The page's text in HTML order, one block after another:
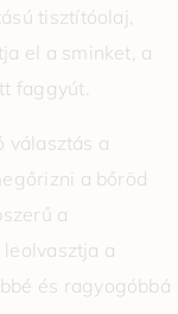
tisztítóolaj,
el a sminket, a
faggyút.
választás a
a bőröd
a
a
és ragyogóbbá